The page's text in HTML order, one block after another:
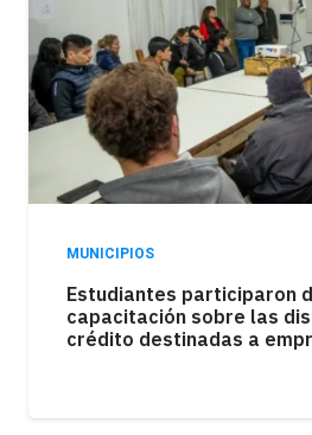
Los kioscos atraviesan
las ventas como